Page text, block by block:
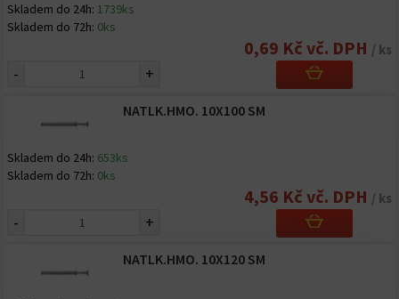
Skladem do 24h: 1739ks
Skladem do 72h: 0ks
0,69 Kč vč. DPH / ks
- +
NATLK.HMO. 10X100 SM
Skladem do 24h: 653ks
Skladem do 72h: 0ks
4,56 Kč vč. DPH / ks
- +
NATLK.HMO. 10X120 SM